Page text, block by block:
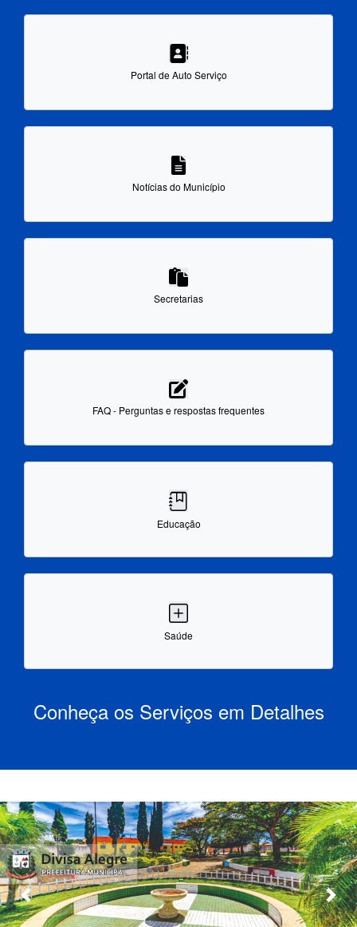
Portal de Auto Serviço
Notícias do Município
Secretarias
FAQ - Perguntas e respostas frequentes
Educação
Saúde
Conheça os Serviços em Detalhes